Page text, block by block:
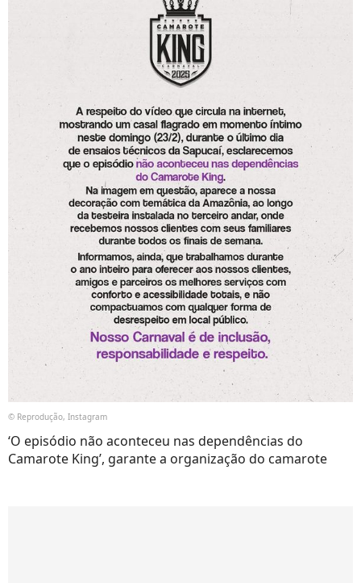
© Reprodução, Instagram
‘O episódio não aconteceu nas dependências do
Camarote King’, garante a organização do camarote